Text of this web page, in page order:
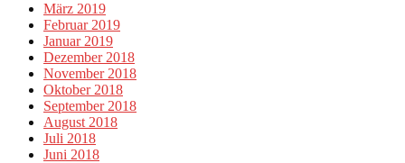
März 2019
Februar 2019
Januar 2019
Dezember 2018
November 2018
Oktober 2018
September 2018
August 2018
Juli 2018
Juni 2018